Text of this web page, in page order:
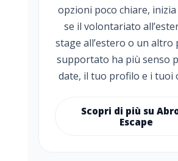
opzioni poco chiare, inizia
se il volontariato
stage all’estero o un altro
supportato ha più senso
date, il tuo profilo e i tuoi
Scopri di più su
Escape